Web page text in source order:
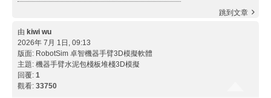
跳到文章
由 kiwi wu
2026年 7月 1日, 09:13
版面: RobotSim 卓智機器手臂3D模擬軟體
主題: 機器手臂水泥包棧板堆棧3D模擬
回覆: 1
觀看: 33750